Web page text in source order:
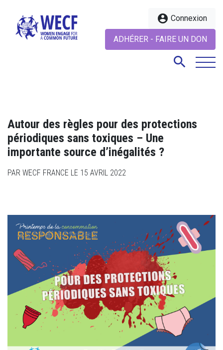
account_circle Connexion
ADHÉRER - FAIRE UN DON
search
Autour des règles pour des protections
périodiques sans toxiques – Une
importante source d’inégalités ?
PAR WECF FRANCE LE 15 AVRIL 2022